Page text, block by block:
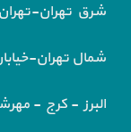
شرق تهران-
شمال تهران-
البرز - کرج -